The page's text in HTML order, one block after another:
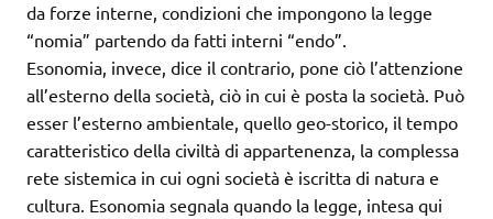
da forze interne, condizioni che impongono la legge
“nomia” partendo da fatti interni “endo”.
Esonomia, invece, dice il contrario, pone ciò l’attenzione
all’esterno della società, ciò in cui è posta la società. Può
esser l’esterno ambientale, quello geo-storico, il tempo
caratteristico della civiltà di appartenenza, la complessa
rete sistemica in cui ogni società è iscritta di natura e
cultura. Esonomia segnala quando la legge, intesa qui